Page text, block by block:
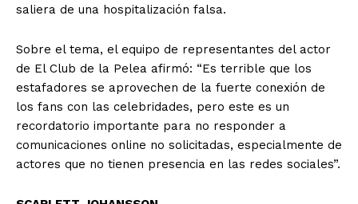
saliera de una hospitalización falsa.
Sobre el tema, el equipo de representantes del actor
de El Club de la Pelea afirmó: “Es terrible que los
estafadores se aprovechen de la fuerte conexión de
los fans con las celebridades, pero este es un
recordatorio importante para no responder a
comunicaciones online no solicitadas, especialmente de
actores que no tienen presencia en las redes sociales”.